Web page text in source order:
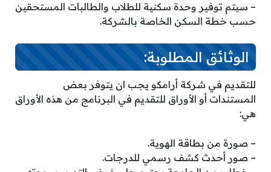
– سيتم توفير وحدة سكنية للطلاب والطالبات المستحقين
حسب خطة السكن الخاصة بالشركة.
الوثائق المطلوبة:
للتقديم في شركة أرامكو يجب ان يتوفر بعض
المستندات أو الأوراق للتقديم في البرنامج من هذه الأوراق
هي:
– صورة من بطاقة الهوية.
– صور أحدث كشف رسمي للدرجات.